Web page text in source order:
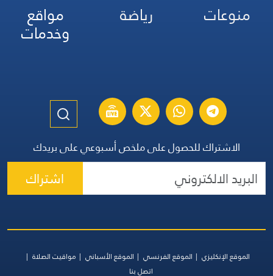
منوعات
رياضة مواقع
وخدمات
الاشتراك للحصول على ملخص أسبوعي على بريدك
اشتراك
الموقع الإنكليزي الموقع الفرنسي الموقع الأسباني
مواقيت الصلاة
اتصل بنا